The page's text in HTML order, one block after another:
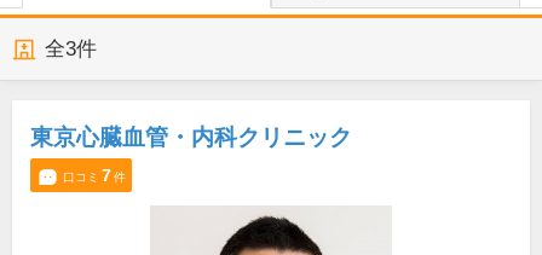
全3件
東京心臓血管・内科クリニック
口コミ 7件